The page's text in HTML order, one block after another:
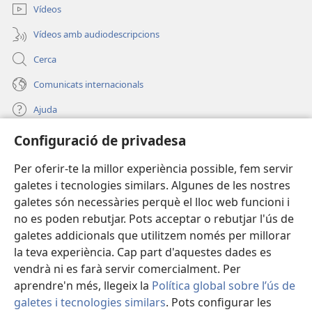
Configuració de privadesa
Per oferir-te la millor experiència possible, fem servir
galetes i tecnologies similars. Algunes de les nostres
galetes són necessàries perquè el lloc web funcioni i
no es poden rebutjar. Pots acceptar o rebutjar l'ús de
galetes addicionals que utilitzem només per millorar
la teva experiència. Cap part d'aquestes dades es
vendrà ni es farà servir comercialment. Per
aprendre'n més, llegeix la Política global sobre l’ús de
galetes i tecnologies similars. Pots configurar les
nova)Vídeos
Vídeos amb audiodescripcions
Cerca
Comunicats internacionals
Ajuda
Donacions
una
finestra
nova)
BIBLIOTECA EN LÍNIA Watchtower™
(obre
una
finestra
nova)
JW Hub
(obre
una
finestra
nova)
®